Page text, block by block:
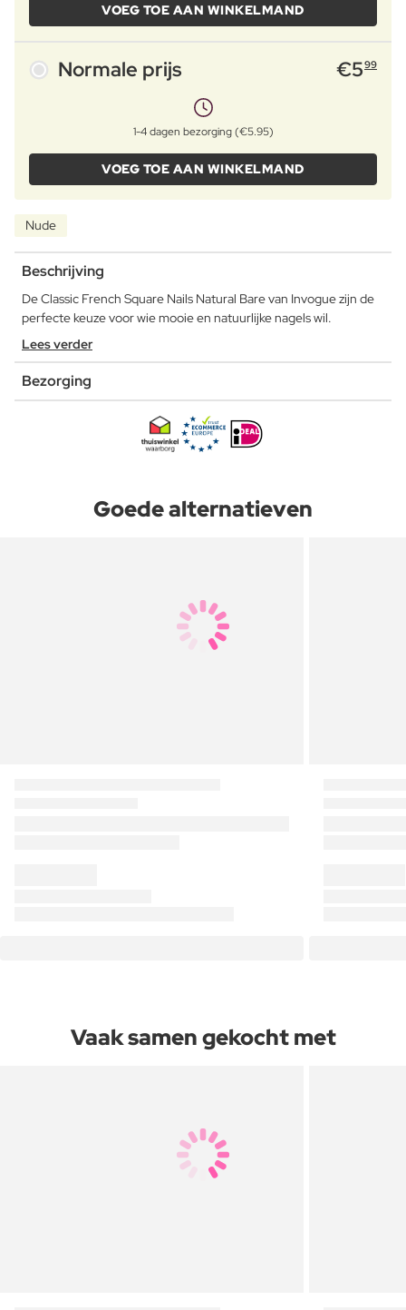
VOEG TOE AAN WINKELMAND
Normale prijs €599
1-4 dagen bezorging (€5.95)
VOEG TOE AAN WINKELMAND
Nude
Beschrijving
De Classic French Square Nails Natural Bare van Invogue zijn de
perfecte keuze voor wie mooie en natuurlijke nagels wil.
Lees verder
Bezorging
Goede alternatieven
Vaak samen gekocht met